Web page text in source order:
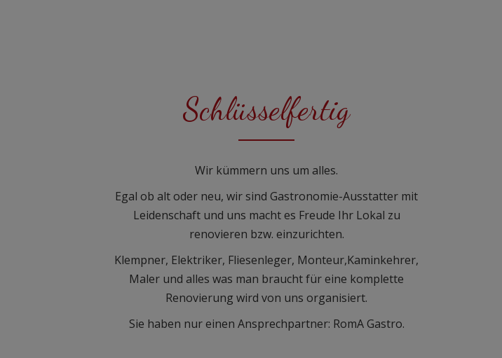
Schlüsselfertig
Wir kümmern uns um alles.
Egal ob alt oder neu, wir sind Gastronomie-Ausstatter mit
Leidenschaft und uns macht es Freude Ihr Lokal zu
renovieren bzw. einzurichten.
Klempner, Elektriker, Fliesenleger, Monteur,Kaminkehrer,
Maler und alles was man braucht für eine komplette
Renovierung wird von uns organisiert.
Sie haben nur einen Ansprechpartner: RomA Gastro.